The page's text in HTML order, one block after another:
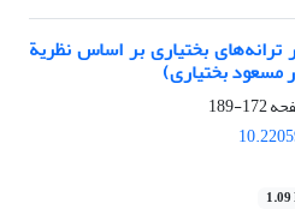
ترانه‌های بختیاری بر اساس نظریة
مسعود بختیاری)
172-189